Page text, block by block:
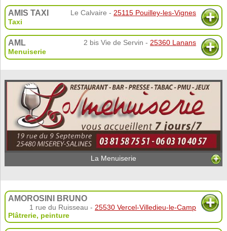
AMIS TAXI Le Calvaire - 25115 Pouilley-les-Vignes
Taxi
AML 2 bis Vie de Servin - 25360 Lanans
Menuiserie
La Menuiserie
AMOROSINI BRUNO
1 rue du Ruisseau -25530 Vercel-Villedieu-le-Camp
Plâtrerie, peinture